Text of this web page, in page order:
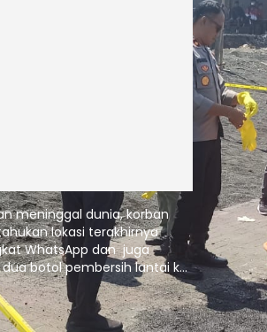
dengan Istri,
Ditemukan
di Pantai